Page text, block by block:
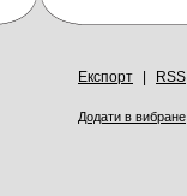
Експорт RSS
Додати в вибране